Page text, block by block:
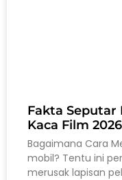
Fakta Seputar
Kaca Film 2026
Bagaimana Cara
mobil? Tentu ini
merusak lapisan